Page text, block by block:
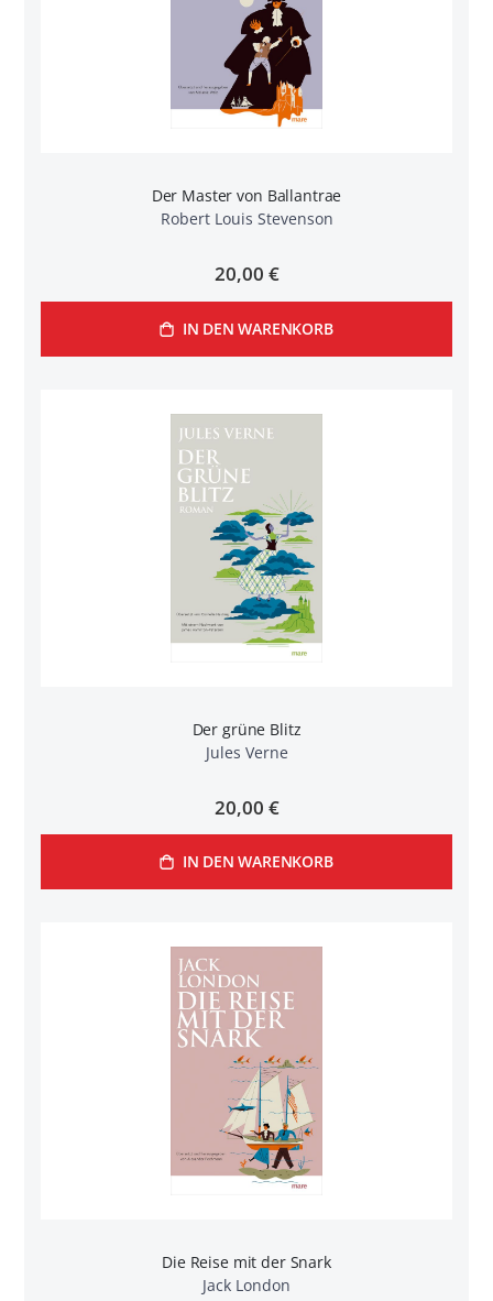
Der Master von Ballantrae
Robert Louis Stevenson
20,00 €
IN DEN WARENKORB
Der grüne Blitz
Jules Verne
20,00 €
IN DEN WARENKORB
Die Reise mit der Snark
Jack London